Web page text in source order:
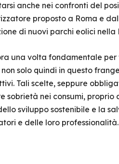
anche nei confronti del
proposto a Roma e
di nuovi parchi eolici nella
una volta fondamentale per
solo quindi in questo
Tali scelte, seppure
sobrietà nei consumi,
sviluppo sostenibile e la
e delle loro professionalità.